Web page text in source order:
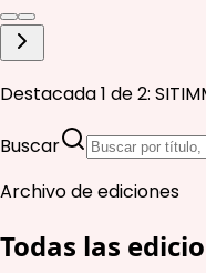
Destacada 1 de 2:
Buscar
Archivo de ediciones
Todas las